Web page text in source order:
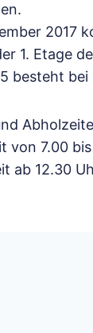
2017
1. Etage
besteht
von 7.00
ab 12.30